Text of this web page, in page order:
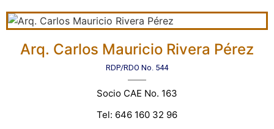
Arq. Carlos Mauricio Rivera Pérez
RDP/RDO No. 544
Socio CAE No. 163
Tel: 646 160 32 96